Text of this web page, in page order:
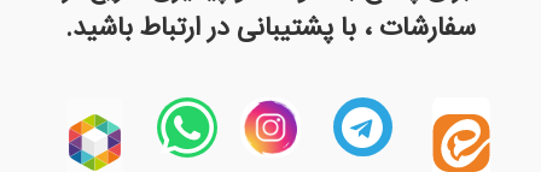
سفارشات ، با پشتیبانی در ارتباط باشید.